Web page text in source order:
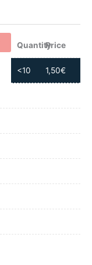
QuantityPrice
<10 1,50€